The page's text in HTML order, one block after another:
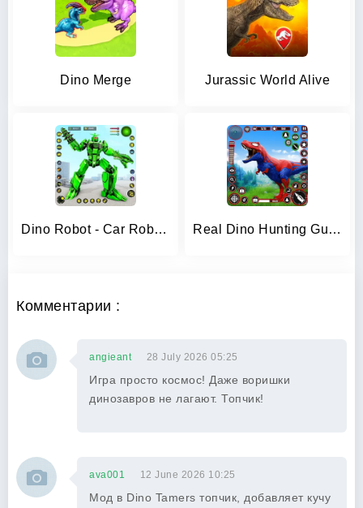
Dino Merge Jurassic World Alive
Dino Robot - Car Robot Games Real Dino Hunting Gun Games
Комментарии :
angieant 28 July 2026 05:25
Игра просто космос! Даже воришки
динозавров не лагают. Топчик!
ava001 12 June 2026 10:25
Мод в Dino Tamers топчик, добавляет кучу